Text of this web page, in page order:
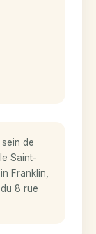
de
Saint-
Franklin,
8 rue